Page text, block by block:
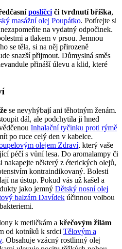
poslíčci či tvrdnutí bříška,
masážní olej Poupátko. Potírejte si
na vydatný odpočinek.
a tlakem v prsou. Jemnou
se těla, si na něj přirozeně
snazší přijmout. Důmyslná směs
přináší úlevu a klid, které
se nevyhýbají ani těhotným ženám.
dál, ale podchytila ji hned
Inhalační tyčinku proti rýmě
po ruce celý den v kabelce.
olejem Zdraví, který vaše
péčí s vůní lesa. Do aromalampy či
nakapejte některý z éterických olejů,
kontraindikovaný. Bolesti
na ústup. Pokud vás už kašel a
jako jemný Dětský nosní olej
balzám Davídek účinnou volbou
k metličkám a křečovým žilám
od kotníků k srdci Tělovým a
. Obsahuje vzácný rostlinný olej